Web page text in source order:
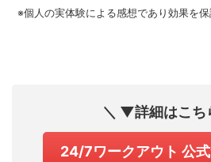
※個人の実体験による感想であり効果を保
＼ ▼詳細はこ
24/7ワークアウト 公